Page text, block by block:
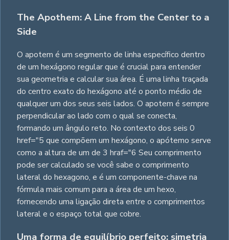
The Apothem: A Line from the Center to a
Side
O apotem é um segmento de linha específico dentro
de um hexágono regular que é crucial para entender
sua geometria e calcular sua área. É uma linha traçada
do centro exato do hexágono até o ponto médio de
qualquer um dos seus seis lados. O apotem é sempre
perpendicular ao lado com o qual se conecta,
formando um ângulo reto. No contexto dos seis 0
href="5 que compõem um hexágono, o apótemo serve
como a altura de um de 3 hraf="6 Seu comprimento
pode ser calculado se você sabe o comprimento
lateral do hexagono, e é um componente-chave na
fórmula mais comum para a área de um hexo,
fornecendo uma ligação direta entre o comprimentos
lateral e o espaço total que cobre.
Uma forma de equilíbrio perfeito: simetria